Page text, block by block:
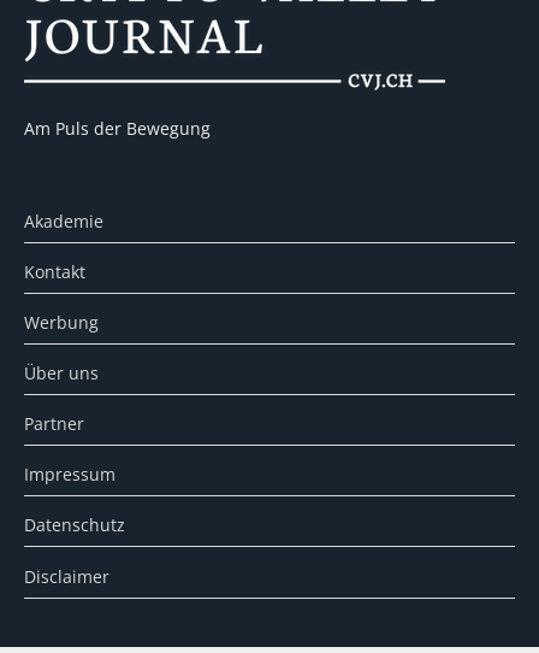
Am Puls der Bewegung
Akademie
Kontakt
Werbung
Über uns
Partner
Impressum
Datenschutz
Disclaimer